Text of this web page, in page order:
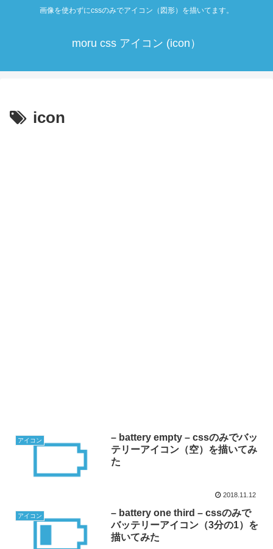
画像を使わずにcssのみでアイコン（図形）を描いてます。
moru css アイコン (icon）
icon
アイコン
– battery empty – cssのみでバッ
テリーアイコン（空）を描いてみ
た
2018.11.12
アイコン
– battery one third – cssのみで
バッテリーアイコン（3分の1）を
描いてみた